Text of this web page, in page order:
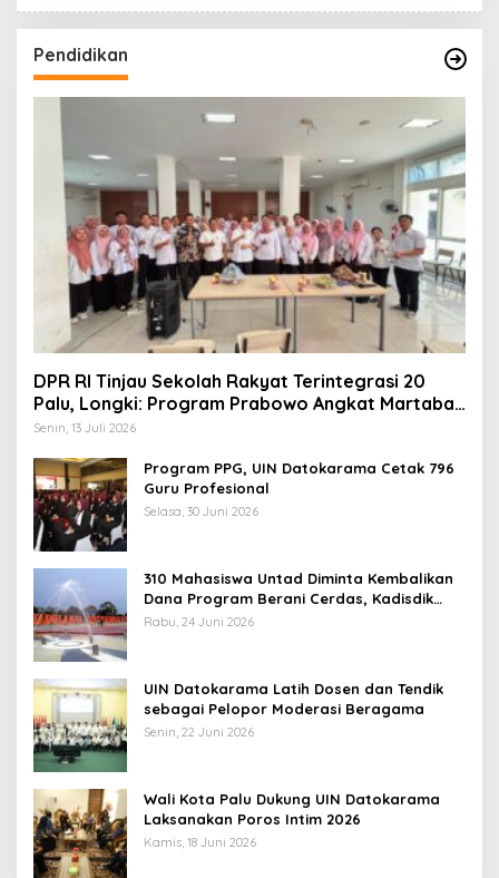
Pendidikan
DPR RI Tinjau Sekolah Rakyat Terintegrasi 20
Palu, Longki: Program Prabowo Angkat Martabat
Anak Miskin
Senin, 13 Juli 2026
Program PPG, UIN Datokarama Cetak 796
Guru Profesional
Selasa, 30 Juni 2026
310 Mahasiswa Untad Diminta Kembalikan
Dana Program Berani Cerdas, Kadisdik
Sulteng: Tidak Boleh Terima Beasiswa
Rabu, 24 Juni 2026
UIN Datokarama Latih Dosen dan Tendik
sebagai Pelopor Moderasi Beragama
Senin, 22 Juni 2026
Wali Kota Palu Dukung UIN Datokarama
Laksanakan Poros Intim 2026
Kamis, 18 Juni 2026